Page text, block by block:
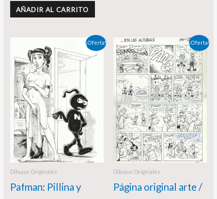
AÑADIR AL CARRITO
¡Oferta!
Dibujos Originales
Pafman: Pillina y
precio
original
era:
80,00 €.
precio
actual
es:
¡Oferta!
Dibujos Originales
Página original arte /
El
precio
original
era:
340,00 €.
precio
actual
es:
320,00 €.